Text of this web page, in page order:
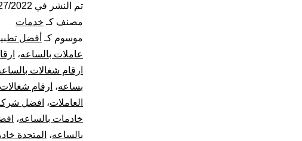
تم النشر في 2022
مصنف كـ خدمات
موسوم كـ أفضل
عاملات بالساعه،
ارقام شغالات
بساعه، ارقام
العاملات، افضل
خادمات بالساعه،
بالساعه، المتحدة